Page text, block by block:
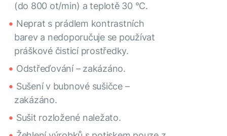
(do 800 ot/min) a teplotě 30 °C.
Neprat s prádlem kontrastních
barev a nedoporučuje se používat
práškové čisticí prostředky.
Odstřeďování – zakázáno.
Sušení v bubnové sušičce –
zakázáno.
Sušit rozložené naležato.